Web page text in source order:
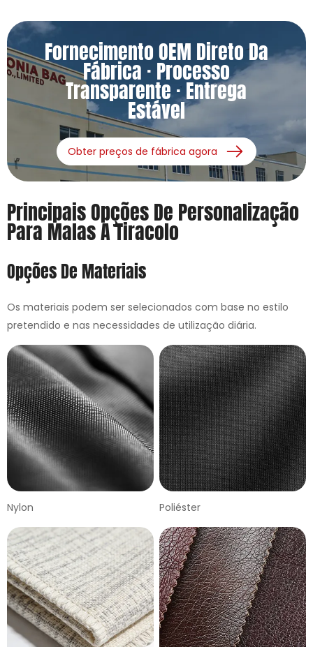
Fornecimento OEM Direto Da
Fábrica · Processo
Transparente · Entrega
Estável
Obter preços de fábrica agora
Principais Opções De Personalização
Para Malas A Tiracolo
Opções De Materiais
Os materiais podem ser selecionados com base no estilo
pretendido e nas necessidades de utilização diária.
Nylon Poliéster